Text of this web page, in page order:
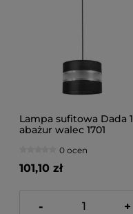
Lampa sufitowa Dada 1
abażur walec 1701
0 ocen
101,10 zł
- +